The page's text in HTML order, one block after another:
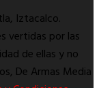
Iztacalco.
vertidas por las
de ellas y no
De Armas Media